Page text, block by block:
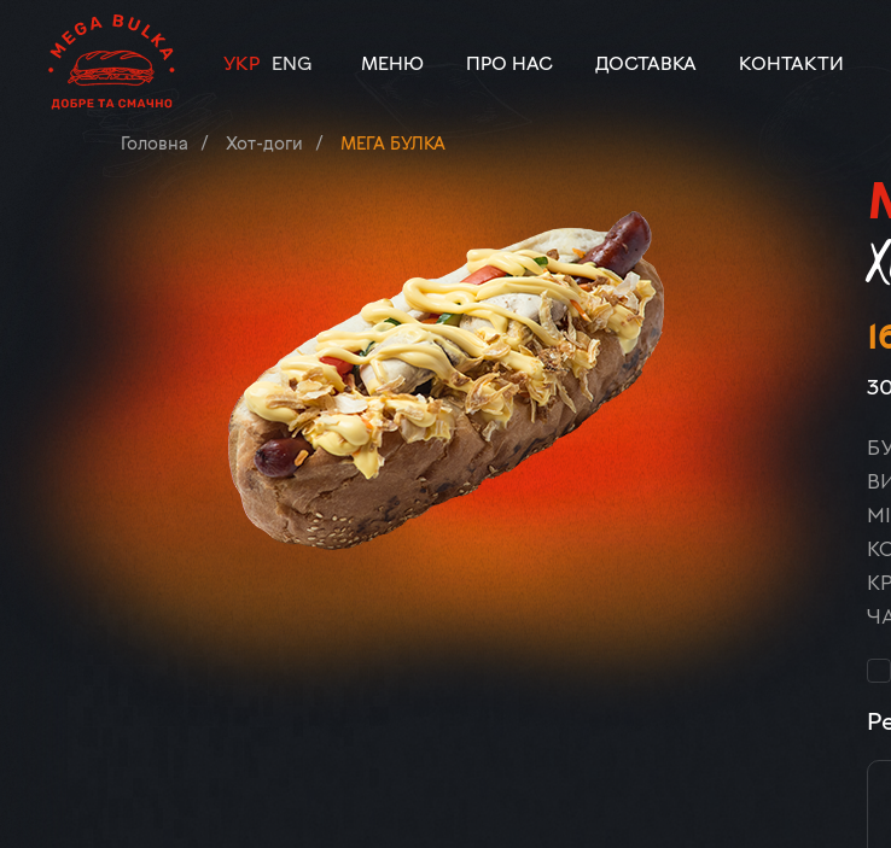
УКР ENG МЕНЮ ПРО НАС ДОСТАВКА КОНТАКТИ
Головна Хот-доги МЕГА БУЛКА